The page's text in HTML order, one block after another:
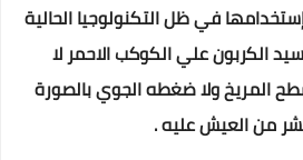
في ظل التكنولوجيا الحالية
الكربون علي الكوكب الاحمر لا
المريخ ولا ضغطه الجوي بالصورة
من العيش عليه .